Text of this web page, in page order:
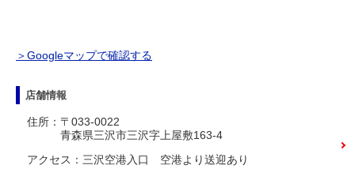
＞Googleマップで確認する
店舗情報
住所：〒033-0022
青森県三沢市三沢字上屋敷163-4
アクセス：三沢空港入口 空港より送迎あり